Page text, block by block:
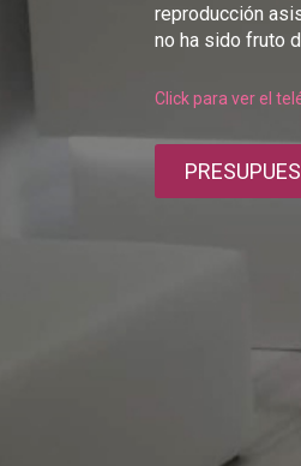
reproducción
no ha sido fruto
Click para ver el